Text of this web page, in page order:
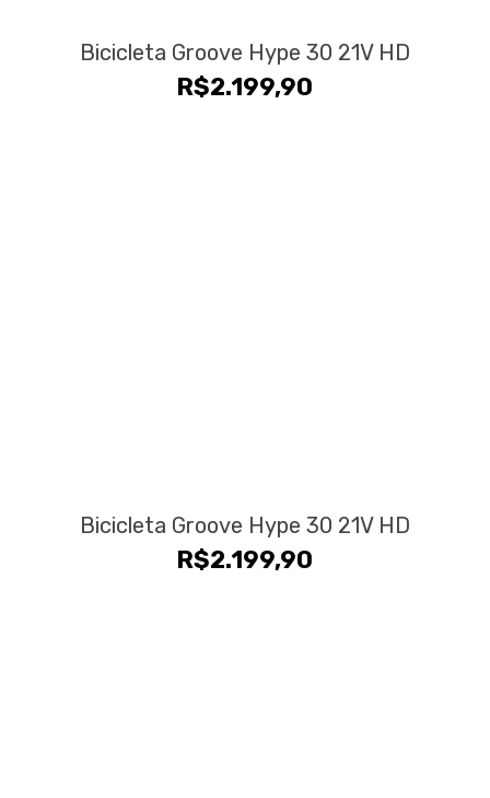
Bicicleta Groove Hype 30 21V HD
R$2.199,90
Bicicleta Groove Hype 30 21V HD
R$2.199,90